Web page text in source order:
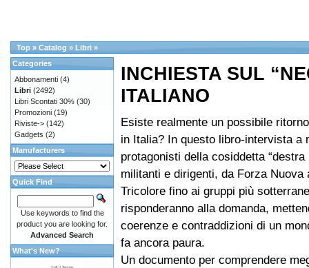
Top » Catalog » Libri »
INCHIESTA SUL
ITALIANO
Esiste realmente un possibile
in Italia? In questo libro-intervista a
protagonisti della cosiddetta “destra
militanti e dirigenti, da Forza Nuova
Tricolore fino ai gruppi più
risponderanno alla domanda,
coerenze e contraddizioni di un
fa ancora paura.
Un documento per comprendere
Categories
Abbonamenti (4)
Libri (2492)
Libri Scontati 30% (30)
Promozioni (19)
Riviste-> (142)
Gadgets (2)
Manufacturers
Quick Find
Use keywords to find the
product you are looking for.
Advanced Search
What's New?